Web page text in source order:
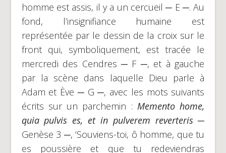
homme est assis, il y a un cercueil ─ E ─. Au
fond, l’insignifiance humaine est
représentée par le dessin de la croix sur le
front qui, symboliquement, est tracée le
mercredi des Cendres ─ F ─, et à gauche
par la scène dans laquelle Dieu parle à
Adam et Ève ─ G ─, avec les mots suivants
écrits sur un parchemin :Memento home,
quia pulvis es, et in pulverem reverteris─
Genèse 3 ─, ‘Souviens-toi, ô homme, que tu
es poussière et que tu redeviendras